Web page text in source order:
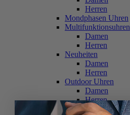
Herren
Mondphasen Uhren
Multifunktionsuhren
Damen
Herren
Neuheiten
Damen
Herren
Outdoor Uhren
Damen
Herren
Schweizer Uhren